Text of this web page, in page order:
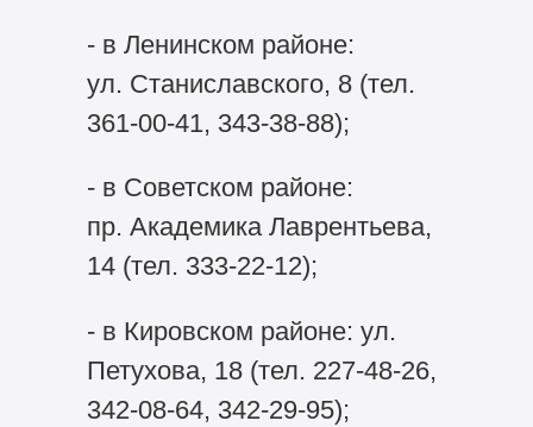
- в Ленинском районе:
ул. Станиславского, 8 (тел.
361-00-41, 343-38-88);
- в Советском районе:
пр. Академика Лаврентьева,
14 (тел. 333-22-12);
- в Кировском районе: ул.
Петухова, 18 (тел. 227-48-26,
342-08-64, 342-29-95);